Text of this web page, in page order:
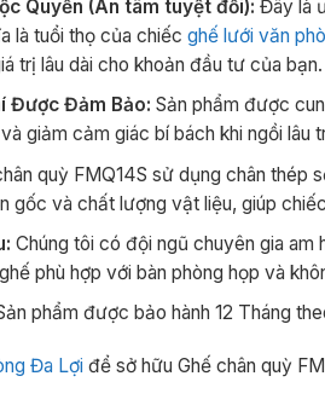
Quyền (An tâm tuyệt đối): Đây là
là tuổi thọ của chiếcghế lưới văn
trị lâu dài cho khoản đầu tư của bạn.
Được Đảm Bảo: Sản phẩm được
giảm cảm giác bí bách khi ngồi lâu
quỳ FMQ14S sử dụng chân thép
gốc và chất lượng vật liệu, giúp
Chúng tôi có đội ngũ chuyên gia
phù hợp với bàn phòng họp và
phẩm được bảo hành 12 Tháng
Đa Lợi để sở hữu Ghế chân quỳ